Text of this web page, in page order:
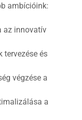
ambícióink:
az innovatív
tervezése és
végzése a
a